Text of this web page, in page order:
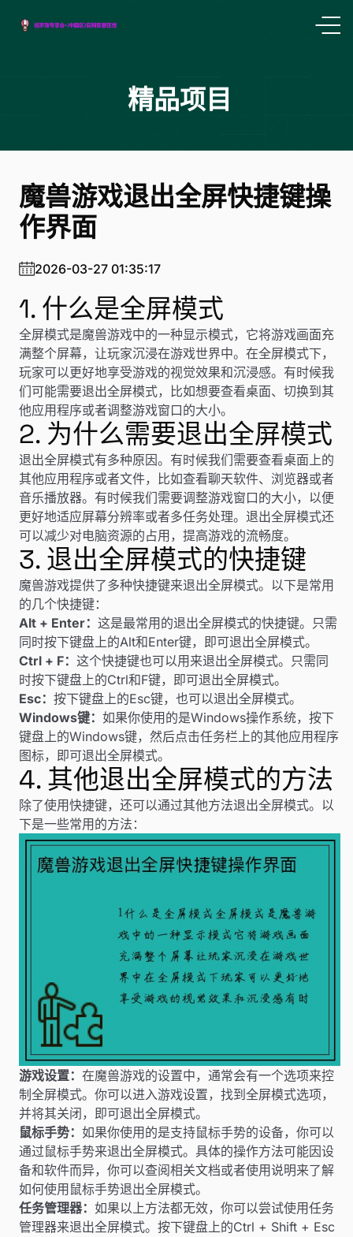
精品项目
魔兽游戏退出全屏快捷键操
作界面
2026-03-27 01:35:17
1. 什么是全屏模式
全屏模式是魔兽游戏中的一种显示模式，它将游戏画面充
满整个屏幕，让玩家沉浸在游戏世界中。在全屏模式下，
玩家可以更好地享受游戏的视觉效果和沉浸感。有时候我
们可能需要退出全屏模式，比如想要查看桌面、切换到其
他应用程序或者调整游戏窗口的大小。
2. 为什么需要退出全屏模式
退出全屏模式有多种原因。有时候我们需要查看桌面上的
其他应用程序或者文件，比如查看聊天软件、浏览器或者
音乐播放器。有时候我们需要调整游戏窗口的大小，以便
更好地适应屏幕分辨率或者多任务处理。退出全屏模式还
可以减少对电脑资源的占用，提高游戏的流畅度。
3. 退出全屏模式的快捷键
魔兽游戏提供了多种快捷键来退出全屏模式。以下是常用
的几个快捷键：
Alt + Enter： 这是最常用的退出全屏模式的快捷键。只需
同时按下键盘上的Alt和Enter键，即可退出全屏模式。
Ctrl + F： 这个快捷键也可以用来退出全屏模式。只需同
时按下键盘上的Ctrl和F键，即可退出全屏模式。
Esc： 按下键盘上的Esc键，也可以退出全屏模式。
Windows键： 如果你使用的是Windows操作系统，按下
键盘上的Windows键，然后点击任务栏上的其他应用程序
图标，即可退出全屏模式。
4. 其他退出全屏模式的方法
除了使用快捷键，还可以通过其他方法退出全屏模式。以
下是一些常用的方法：
游戏设置： 在魔兽游戏的设置中，通常会有一个选项来控
制全屏模式。你可以进入游戏设置，找到全屏模式选项，
并将其关闭，即可退出全屏模式。
鼠标手势： 如果你使用的是支持鼠标手势的设备，你可以
通过鼠标手势来退出全屏模式。具体的操作方法可能因设
备和软件而异，你可以查阅相关文档或者使用说明来了解
如何使用鼠标手势退出全屏模式。
任务管理器： 如果以上方法都无效，你可以尝试使用任务
管理器来退出全屏模式。按下键盘上的Ctrl + Shift + Esc